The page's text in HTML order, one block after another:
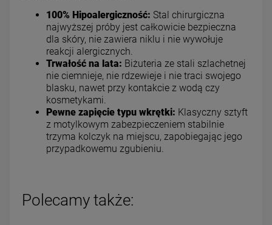
100% Hipoalergiczność: Stal chirurgiczna
najwyższej próby jest całkowicie bezpieczna
dla skóry, nie zawiera niklu i nie wywołuje
reakcji alergicznych.
Trwałość na lata: Biżuteria ze stali szlachetnej
nie ciemnieje, nie rdzewieje i nie traci swojego
blasku, nawet przy kontakcie z wodą czy
kosmetykami.
Pewne zapięcie typu wkrętki: Klasyczny sztyft
z motylkowym zabezpieczeniem stabilnie
trzyma kolczyk na miejscu, zapobiegając jego
przypadkowemu zgubieniu.
Polecamy także: